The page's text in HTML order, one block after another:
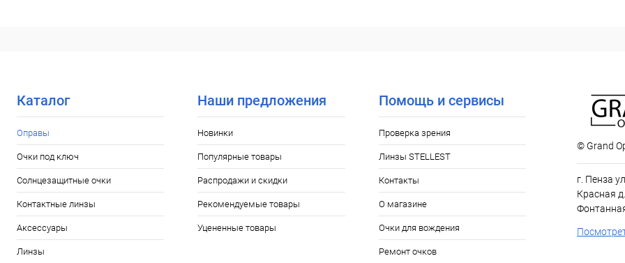
Каталог
Оправы
Очки под ключ
Солнцезащитные очки
Контактные линзы
Аксессуары
Линзы
Наши предложения
Новинки
Популярные товары
Распродажи и скидки
Рекомендуемые товары
Уцененные товары
Помощь и сервисы
Проверка зрения
Линзы STELLEST
Контакты
О магазине
Очки для вождения
Ремонт очков
© Grand
г. Пенза
Красная